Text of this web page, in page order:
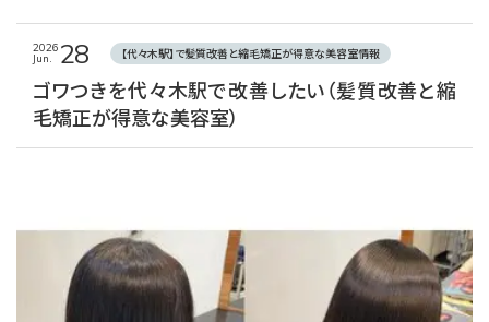
2026
Jun. 28 【代々木駅】で髪質改善と縮毛矯正が得意な美容室情報
ゴワつきを代々木駅で改善したい（髪質改善と縮
毛矯正が得意な美容室）